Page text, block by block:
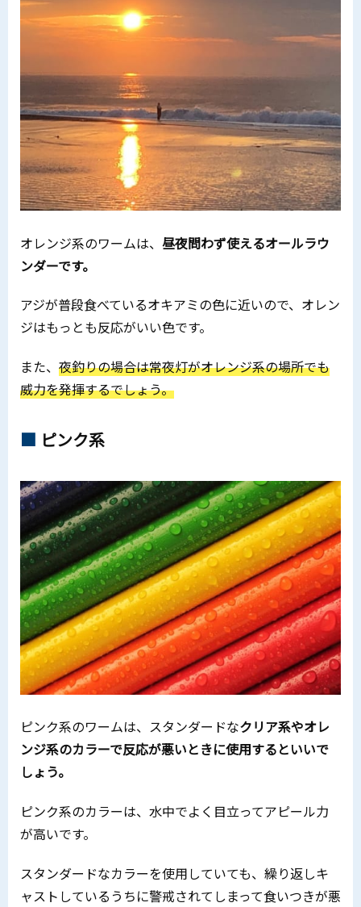
オレンジ系のワームは、 昼夜問わず使えるオールラウ
ンダーです。
アジが普段食べているオキアミの色に近いので、オレン
ジはもっとも反応がいい色です。
また、 夜釣りの場合は常夜灯がオレンジ系の場所でも
威力を発揮するでしょう。
ピンク系
ピンク系のワームは、スタンダードなクリア系やオレ
ンジ系のカラーで反応が悪いときに使用するといいで
しょう。
ピンク系のカラーは、水中でよく目立ってアピール力
が高いです。
スタンダードなカラーを使用していても、繰り返しキ
ャストしているうちに警戒されてしまって食いつきが悪